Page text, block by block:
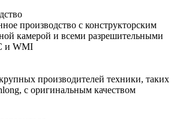
производство с конструкторским
камерой и всеми разрешительными
и WMI
производителей техники, таких
с оригинальным качеством